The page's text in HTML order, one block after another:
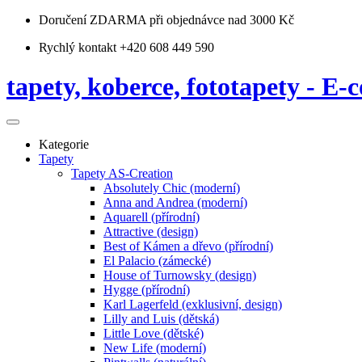
Doručení ZDARMA při objednávce nad 3000 Kč
Rychlý kontakt +420 608 449 590
tapety, koberce, fototapety - E-
Kategorie
Tapety
Tapety AS-Creation
Absolutely Chic (moderní)
Anna and Andrea (moderní)
Aquarell (přírodní)
Attractive (design)
Best of Kámen a dřevo (přírodní)
El Palacio (zámecké)
House of Turnowsky (design)
Hygge (přírodní)
Karl Lagerfeld (exklusivní, design)
Lilly and Luis (dětská)
Little Love (dětské)
New Life (moderní)